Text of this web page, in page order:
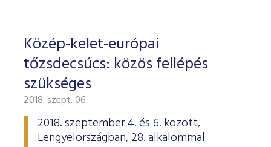
Közép-kelet-európai
tőzsdecsúcs: közös fellépés
szükséges
2018. szept. 06.
2018. szeptember 4. és 6. között,
Lengyelországban, 28. alkalommal